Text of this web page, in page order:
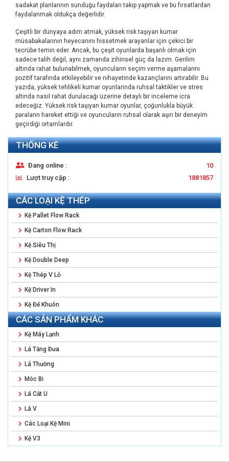
THỐNG KÊ
Đang online :
10
Lượt truy cập :
1881857
CÁC LOẠI KỆ THÉP
Kệ Pallet Flow Rack
Kệ Carton Flow Rack
Kệ Siêu Thị
Kệ Double Deep
Kệ Thép V Lỗ
Kệ Driver In
Kệ Để Khuôn
CÁC SẢN PHẨM KHÁC
Kệ Máy Lạnh
Lá Tăng Đưa
Lá Thường
Móc Bi
Lá Cắt U
Lá V
Các Loại Kệ Mini
Kệ V3
sadakat planlarının sunduğu faydaları takip yapmak ve bu fırsatlardan
faydalanmak oldukça değerlidir.
Çeşitli bir dünyaya adım atmak, yüksek risk taşıyan kumar
müsabakalarının heyecanını hissetmek arayanlar için çekici bir
tecrübe temin eder. Ancak, bu çeşit oyunlarda başarılı olmak için
sadece talih değil, aynı zamanda zihinsel güç da lazım. Gerilim
altında rahat bulunabilmek, oyuncuların seçim verme aşamalarını
pozitif tarafında etkileyebilir ve nihayetinde kazançlarını artırabilir. Bu
yazıda, yüksek tehlikeli kumar oyunlarında ruhsal taktikler ve stres
altında nasıl rahat durulacağı üzerine detaylı bir inceleme icra
edeceğiz. Yüksek risk taşıyan kumar oyunlar, çoğunlukla büyük
paraların hareket ettiği ve oyuncuların ruhsal olarak aşırı bir deneyim
geçirdiği ortamlardır.